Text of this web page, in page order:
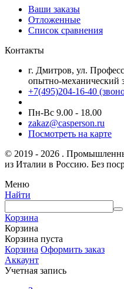
Ваши заказы
Отложенные
Список сравнения
Контакты
г. Дмитров, ул.
опытно-механический
+7(495)204-16-40
Пн-Вс 9.00 - 18.00
zakaz@casperson.ru
Посмотреть на карте
© 2019 - 2026 .
из Италии в Россию. Без
Меню
Найти
Корзина
Корзина
Корзина пуста
Корзина Оформить заказ
Аккаунт
Учетная запись